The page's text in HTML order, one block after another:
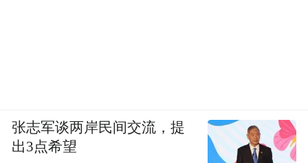
张志军谈两岸民间交流，提
出3点希望